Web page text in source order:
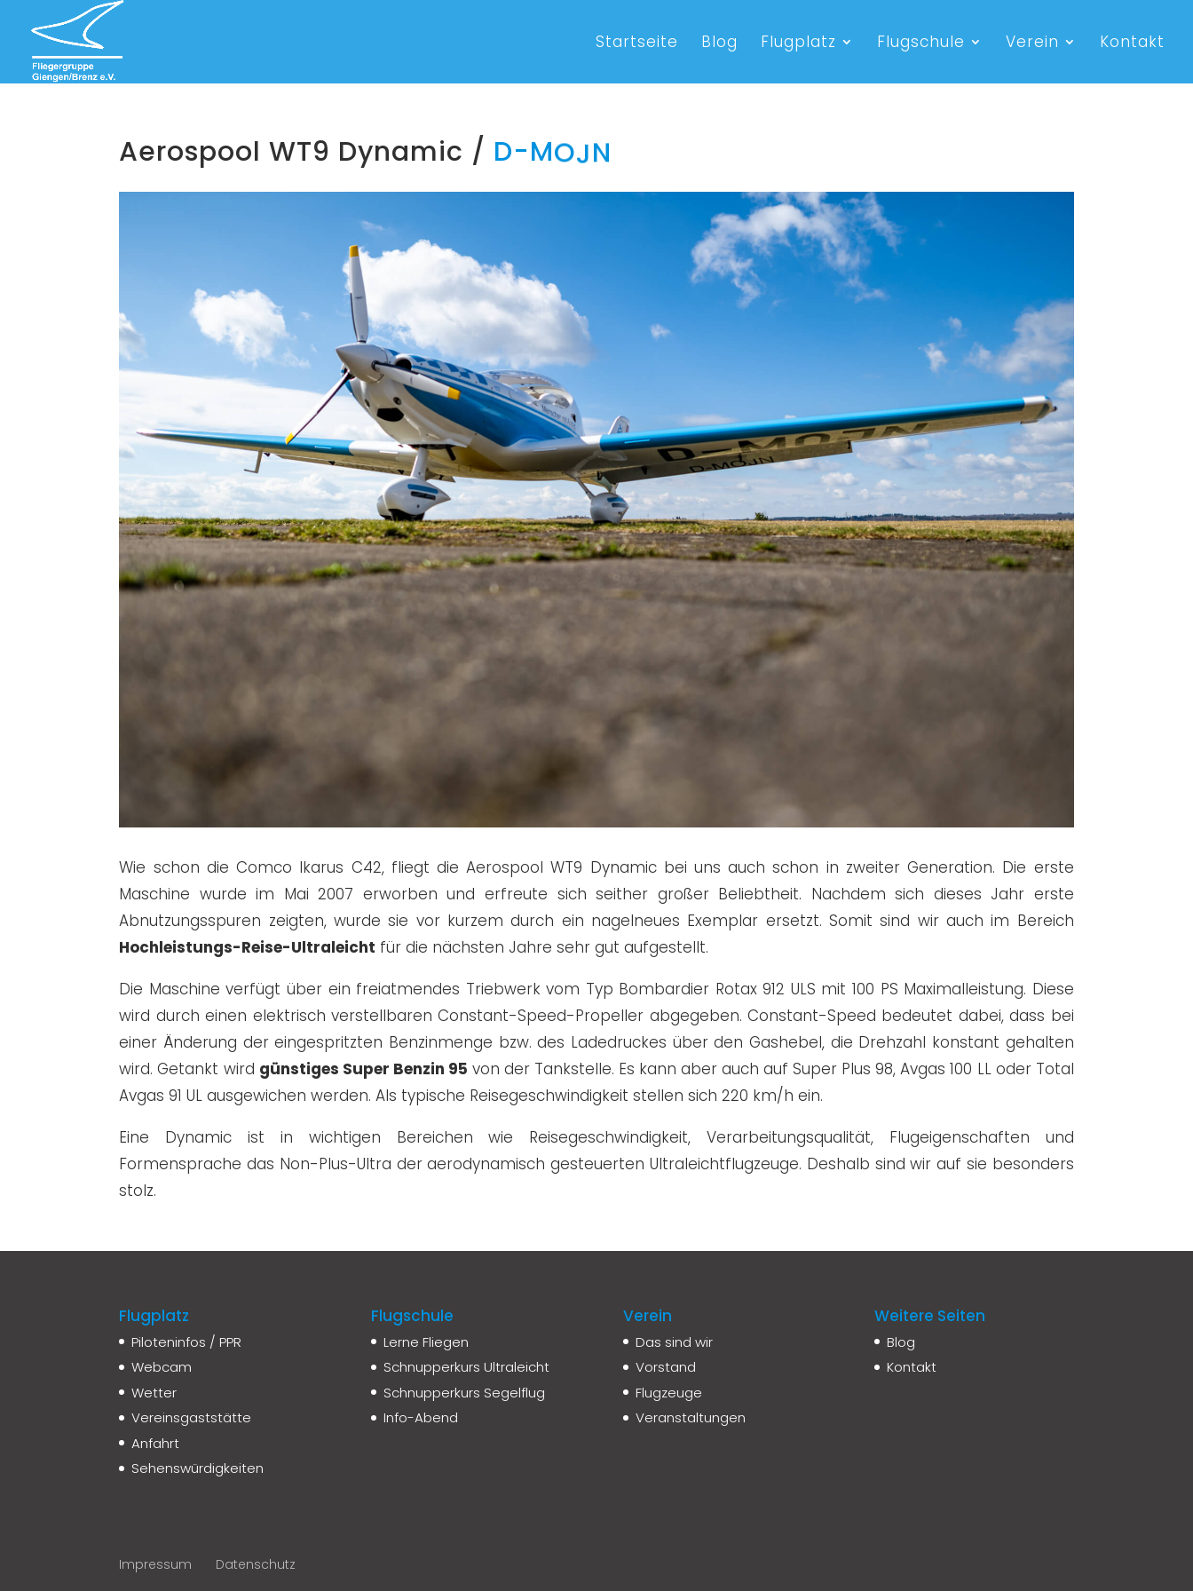
Startseite Blog Flugplatz Flugschule Verein Kontakt
Aerospool WT9 Dynamic / D-MOJN
Wie schon die Comco Ikarus C42, fliegt die Aerospool WT9 Dynamic bei uns auch schon in zweiter Generation. Die erste
Maschine wurde im Mai 2007 erworben und erfreute sich seither großer Beliebtheit. Nachdem sich dieses Jahr erste
Abnutzungsspuren zeigten, wurde sie vor kurzem durch ein nagelneues Exemplar ersetzt. Somit sind wir auch im Bereich
Hochleistungs-Reise-Ultraleicht für die nächsten Jahre sehr gut aufgestellt.
Die Maschine verfügt über ein freiatmendes Triebwerk vom Typ Bombardier Rotax 912 ULS mit 100 PS Maximalleistung. Diese
wird durch einen elektrisch verstellbaren Constant-Speed-Propeller abgegeben. Constant-Speed bedeutet dabei, dass bei
einer Änderung der eingespritzten Benzinmenge bzw. des Ladedruckes über den Gashebel, die Drehzahl konstant gehalten
wird. Getankt wird günstiges Super Benzin 95 von der Tankstelle. Es kann aber auch auf Super Plus 98, Avgas 100 LL oder Total
Avgas 91 UL ausgewichen werden. Als typische Reisegeschwindigkeit stellen sich 220 km/h ein.
Eine Dynamic ist in wichtigen Bereichen wie Reisegeschwindigkeit, Verarbeitungsqualität, Flugeigenschaften und
Formensprache das Non-Plus-Ultra der aerodynamisch gesteuerten Ultraleichtflugzeuge. Deshalb sind wir auf sie besonders
stolz.
Flugplatz
Piloteninfos / PPR
Webcam
Wetter
Vereinsgaststätte
Anfahrt
Sehenswürdigkeiten
Flugschule
Lerne Fliegen
Schnupperkurs Ultraleicht
Schnupperkurs Segelflug
Info-Abend
Verein
Das sind wir
Vorstand
Flugzeuge
Veranstaltungen
Weitere Seiten
Blog
Kontakt
Impressum Datenschutz